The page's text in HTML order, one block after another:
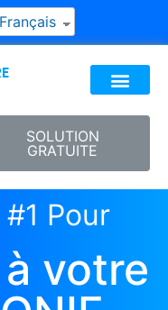
Français
SOLUTION
GRATUITE
Pour
votre